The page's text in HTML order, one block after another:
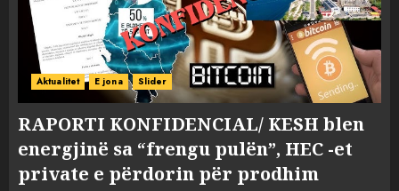
Aktualitet E jona Slider
RAPORTI KONFIDENCIAL/ KESH blen
energjinë sa “frengu pulën”, HEC -et
private e përdorin për prodhim